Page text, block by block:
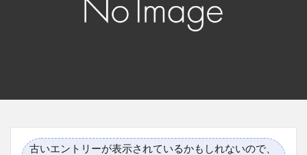
古いエントリーが表示されているかもしれないので、